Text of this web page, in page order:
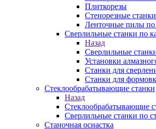
Плиткорезы
Стенорезные станки
Ленточные пилы по
Сверлильные станки по
Назад
Сверлильные
Установки
Станки для
Станки для
Стеклообрабатывающие станки
Назад
Стеклообрабатывающие
Сверлильные станки по
Станочная оснастка